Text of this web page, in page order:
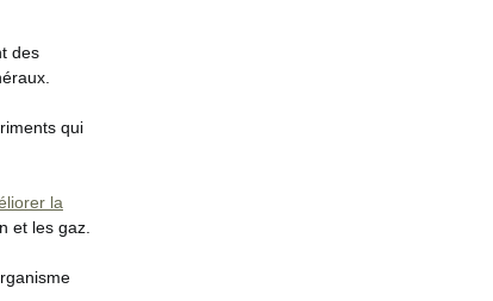
des
qui
la
et les gaz.